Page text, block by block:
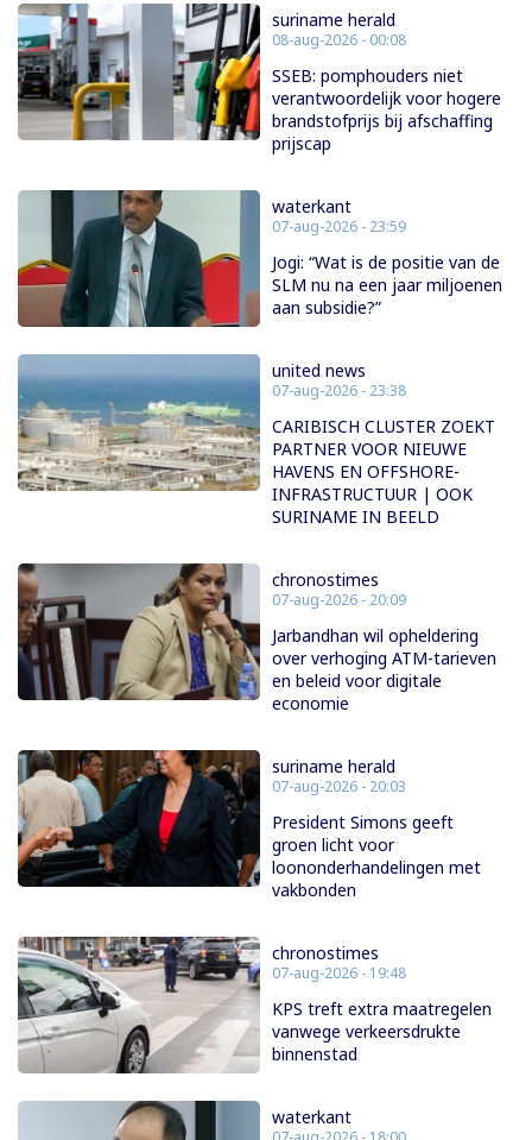
suriname herald
08-aug-2026 - 00:08
SSEB: pomphouders niet
verantwoordelijk voor hogere
brandstofprijs bij afschaffing
prijscap
waterkant
07-aug-2026 - 23:59
Jogi: “Wat is de positie van de
SLM nu na een jaar miljoenen
aan subsidie?”
united news
07-aug-2026 - 23:38
CARIBISCH CLUSTER ZOEKT
PARTNER VOOR NIEUWE
HAVENS EN OFFSHORE-
INFRASTRUCTUUR | OOK
SURINAME IN BEELD
chronostimes
07-aug-2026 - 20:09
Jarbandhan wil opheldering
over verhoging ATM-tarieven
en beleid voor digitale
economie
suriname herald
07-aug-2026 - 20:03
President Simons geeft
groen licht voor
loononderhandelingen met
vakbonden
chronostimes
07-aug-2026 - 19:48
KPS treft extra maatregelen
vanwege verkeersdrukte
binnenstad
waterkant